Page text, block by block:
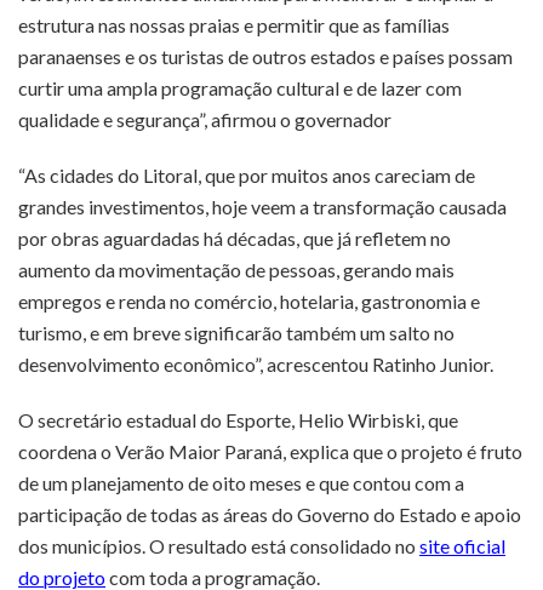
estrutura nas nossas praias e permitir que as famílias
paranaenses e os turistas de outros estados e países possam
curtir uma ampla programação cultural e de lazer com
qualidade e segurança”, afirmou o governador
“As cidades do Litoral, que por muitos anos careciam de
grandes investimentos, hoje veem a transformação causada
por obras aguardadas há décadas, que já refletem no
aumento da movimentação de pessoas, gerando mais
empregos e renda no comércio, hotelaria, gastronomia e
turismo, e em breve significarão também um salto no
desenvolvimento econômico”, acrescentou Ratinho Junior.
O secretário estadual do Esporte, Helio Wirbiski, que
coordena o Verão Maior Paraná, explica que o projeto é fruto
de um planejamento de oito meses e que contou com a
participação de todas as áreas do Governo do Estado e apoio
dos municípios. O resultado está consolidado no site oficial
do projetocom toda a programação.